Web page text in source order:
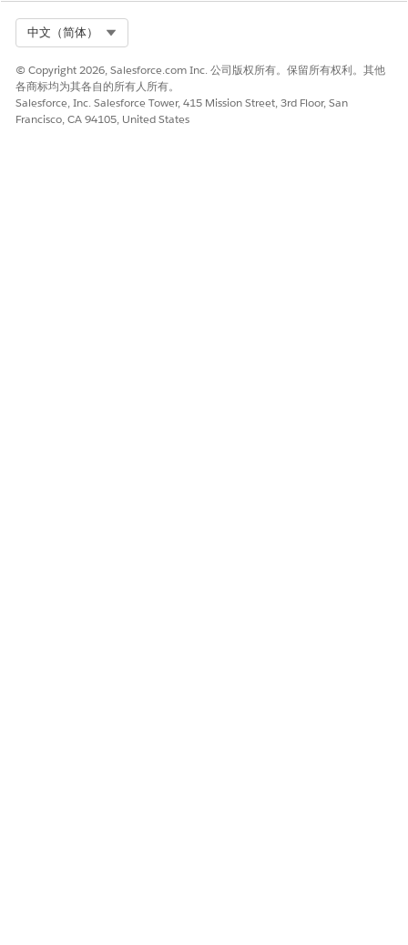
中文（简体）
© Copyright 2026, Salesforce.com Inc. 公司版权所有。保留所有权利。其他
各商标均为其各自的所有人所有。
Salesforce, Inc. Salesforce Tower, 415 Mission Street, 3rd Floor, San
Francisco, CA 94105, United States